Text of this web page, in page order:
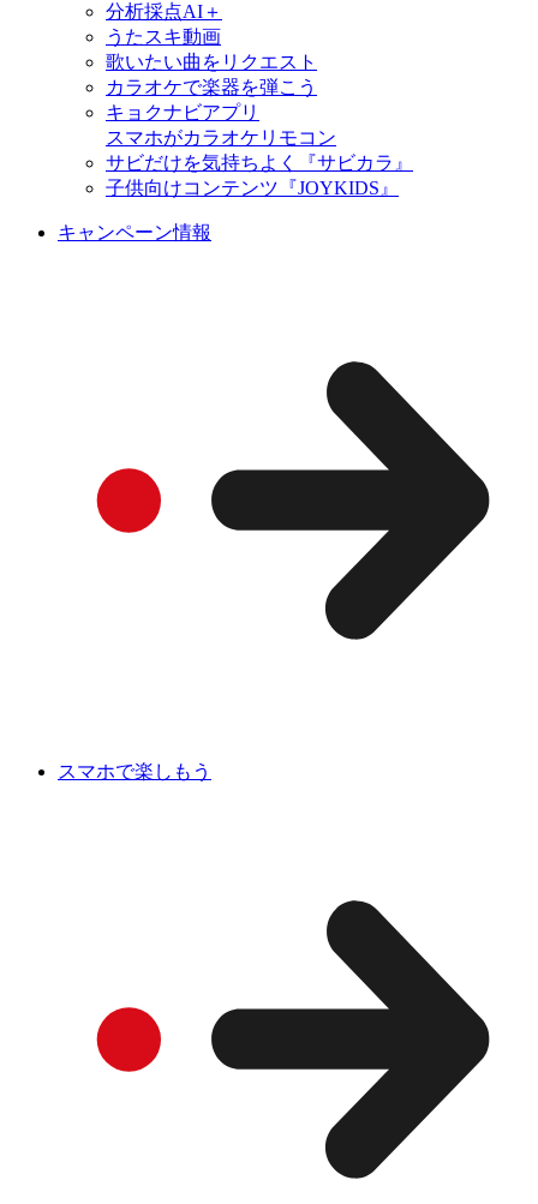
分析採点AI＋
うたスキ動画
歌いたい曲をリクエスト
カラオケで楽器を弾こう
キョクナビアプリ
スマホがカラオケリモコン
サビだけを気持ちよく『サビカラ』
子供向けコンテンツ『JOYKIDS』
キャンペーン情報
スマホで楽しもう